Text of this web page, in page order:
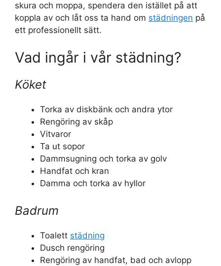
skura och moppa, spendera den istället på att
koppla av och låt oss ta hand om städningen på
ett professionellt sätt.
Vad ingår i vår städning?
Köket
Torka av diskbänk och andra ytor
Rengöring av skåp
Vitvaror
Ta ut sopor
Dammsugning och torka av golv
Handfat och kran
Damma och torka av hyllor
Badrum
Toalett städning
Dusch rengöring
Rengöring av handfat, bad och avlopp